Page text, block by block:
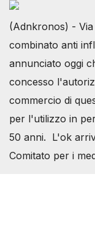
(Adnkronos) -
combinato anti
annunciato oggi
concesso
commercio di
per l'utilizzo in
50 anni. L'ok
Comitato per i